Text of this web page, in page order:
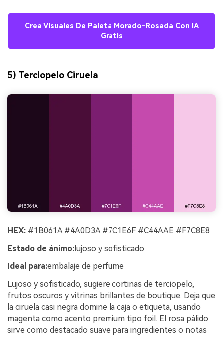
Crea Visuales De Paleta Morado-Rosada Con IA
Gratis
5) Terciopelo Ciruela
HEX: #1B061A #4A0D3A #7C1E6F #C44AAE #F7C8E8
Estado de ánimo: lujoso y sofisticado
Ideal para:embalaje de perfume
Lujoso y sofisticado, sugiere cortinas de terciopelo,
frutos oscuros y vitrinas brillantes de boutique. Deja que
la ciruela casi negra domine la caja o etiqueta, usando
magenta como acento premium tipo foil. El rosa pálido
sirve como destacado suave para ingredientes o notas